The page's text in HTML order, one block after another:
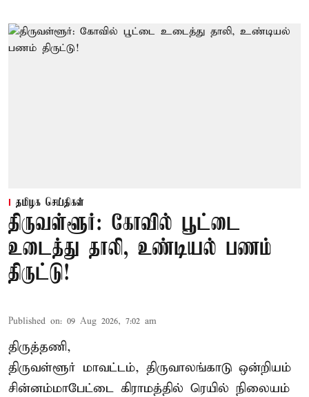
தமிழக செய்திகள்
திருவள்ளூர்: கோவில் பூட்டை
உடைத்து தாலி, உண்டியல் பணம்
திருட்டு!
Published on: 09 Aug 2026, 7:02 am
திருத்தணி,
திருவள்ளூர் மாவட்டம், திருவாலங்காடு ஒன்றியம்
சின்னம்மாபேட்டை கிராமத்தில் ரெயில் நிலையம்